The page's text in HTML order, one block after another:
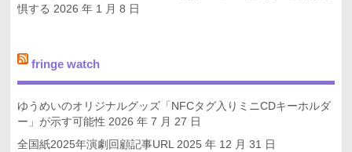
惧する 2026 年 1 月 8 日
fringe watch
ゆうめいのオリジナルグッズ「NFCタグ入りミニCDキーホルダ
ー」が示す可能性 2026 年 7 月 27 日
全国紙2025年演劇回顧記事URL 2025 年 12 月 31 日